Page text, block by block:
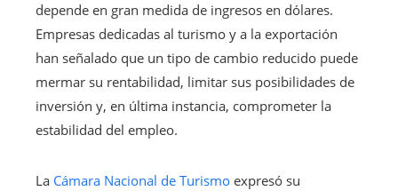
depende en gran medida de ingresos en dólares.
Empresas dedicadas al turismo y a la exportación
han señalado que un tipo de cambio reducido puede
mermar su rentabilidad, limitar sus posibilidades de
inversión y, en última instancia, comprometer la
estabilidad del empleo.
La Cámara Nacional de Turismo expresó su